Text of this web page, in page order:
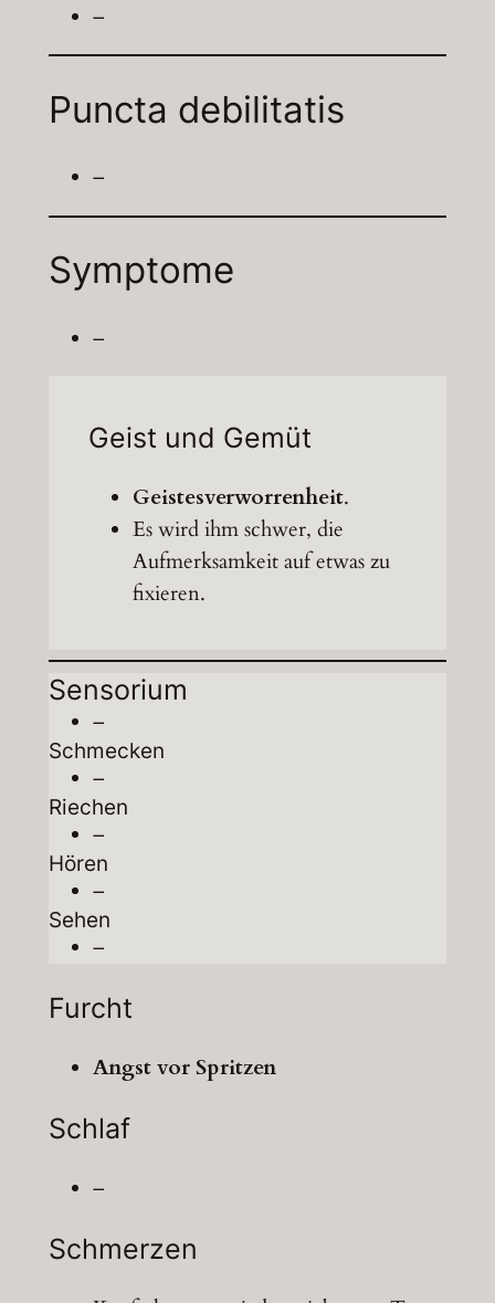
–
Puncta debilitatis
–
Symptome
–
Geist und Gemüt
Geistesverworrenheit.
Es wird ihm schwer, die
Aufmerksamkeit auf etwas zu
fixieren.
Sensorium
–
Schmecken
–
Riechen
–
Hören
–
Sehen
–
Furcht
Angst vor Spritzen
Schlaf
–
Schmerzen